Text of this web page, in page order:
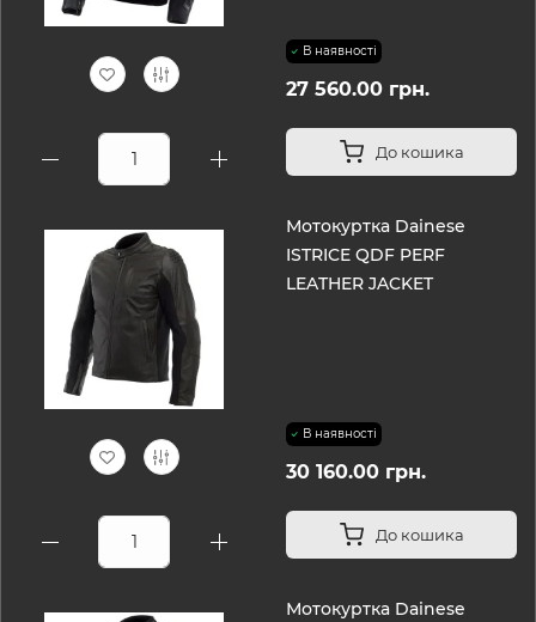
В наявності
27 560.00 грн.
До кошика
Мотокуртка Dainese
ISTRICE QDF PERF
LEATHER JACKET
В наявності
30 160.00 грн.
До кошика
Мотокуртка Dainese